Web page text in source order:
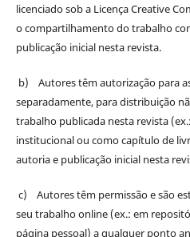
licenciado sob a Licença Creative
o compartilhamento do trabalho
publicação inicial nesta revista.
b) Autores têm autorização para
separadamente, para distribuição
trabalho publicada nesta revista
institucional ou como capítulo de
autoria e publicação inicial nesta
c) Autores têm permissão e são
seu trabalho online (ex.: em
página pessoal) a qualquer ponto